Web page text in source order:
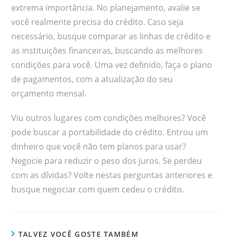
extrema importância. No planejamento, avalie se
você realmente precisa do crédito. Caso seja
necessário, busque comparar as linhas de crédito e
as instituições financeiras, buscando as melhores
condições para você. Uma vez definido, faça o plano
de pagamentos, com a atualização do seu
orçamento mensal.
Viu outros lugares com condições melhores? Você
pode buscar a portabilidade do crédito. Entrou um
dinheiro que você não tem planos para usar?
Negocie para reduzir o peso dos juros. Se perdeu
com as dívidas? Volte nestas perguntas anteriores e
busque negociar com quem cedeu o crédito.
TALVEZ VOCÊ GOSTE TAMBÉM